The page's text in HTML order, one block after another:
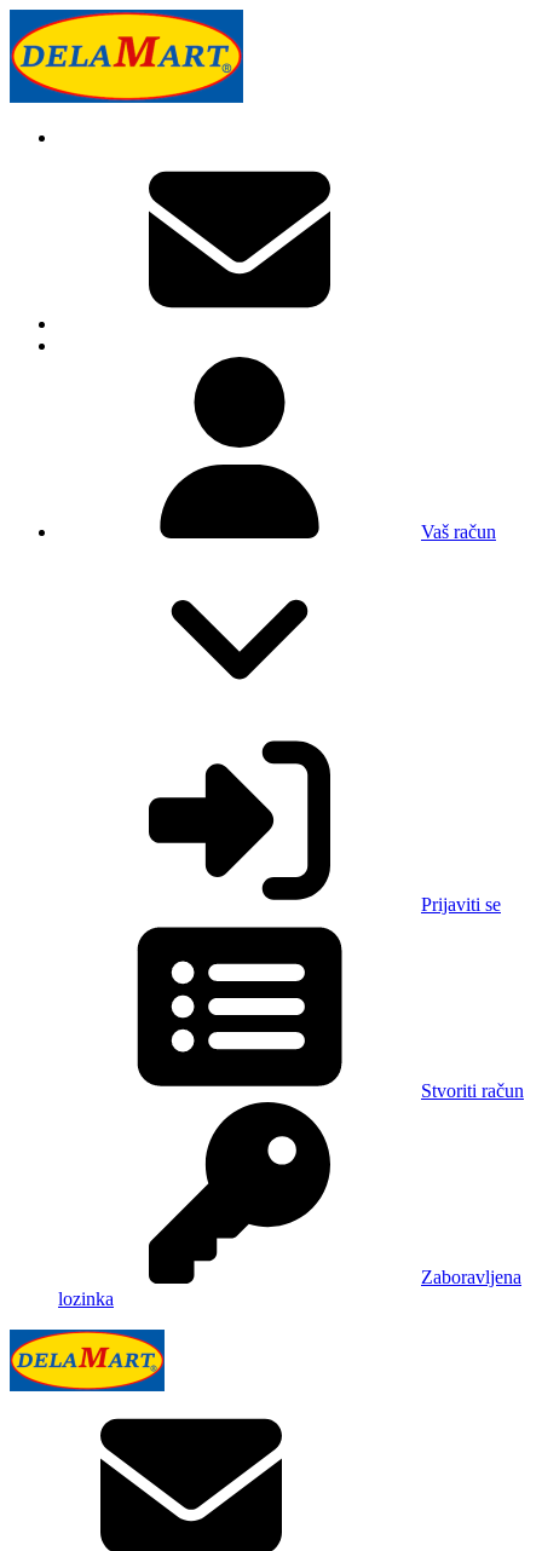
Vaš račun
Prijaviti se
Stvoriti račun
Zaboravljena
lozinka